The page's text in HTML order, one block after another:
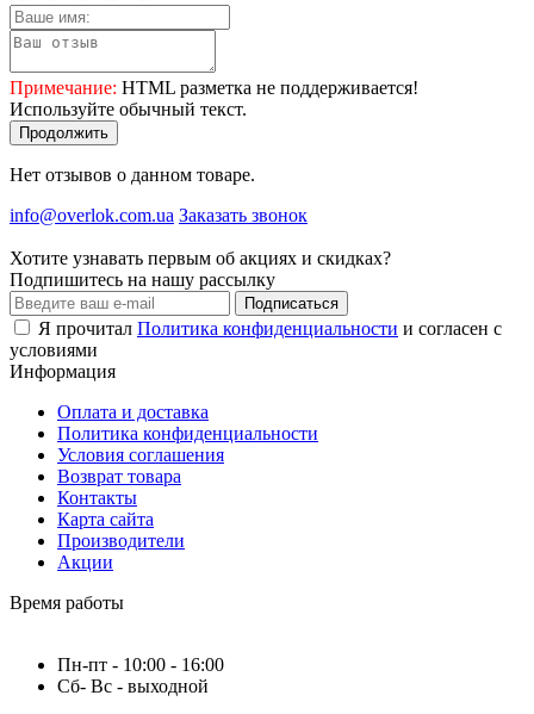
Примечание: HTML разметка не поддерживается!
Используйте обычный текст.
Продолжить
Нет отзывов о данном товаре.
info@overlok.com.ua Заказать звонок
Хотите узнавать первым об акциях и скидках?
Подпишитесь на нашу рассылку
Подписаться
Я прочитал Политика конфиденциальности и согласен с
условиями
Информация
Оплата и доставка
Политика конфиденциальности
Условия соглашения
Возврат товара
Контакты
Карта сайта
Производители
Акции
Время работы
Пн-пт - 10:00 - 16:00
Сб- Вс - выходной